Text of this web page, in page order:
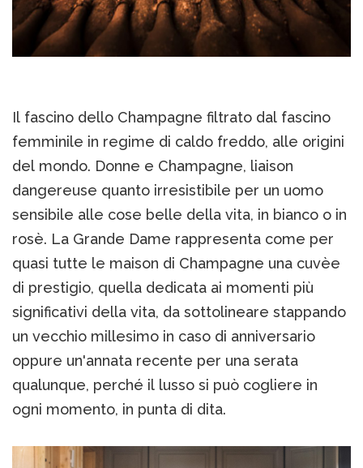
Il fascino dello Champagne filtrato dal fascino
femminile in regime di caldo freddo, alle origini
del mondo. Donne e Champagne, liaison
dangereuse quanto irresistibile per un uomo
sensibile alle cose belle della vita, in bianco o in
rosè. La Grande Dame rappresenta come per
quasi tutte le maison di Champagne una cuvèe
di prestigio, quella dedicata ai momenti più
significativi della vita, da sottolineare stappando
un vecchio millesimo in caso di anniversario
oppure un'annata recente per una serata
qualunque, perché il lusso si può cogliere in
ogni momento, in punta di dita.